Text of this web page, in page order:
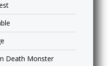
Death Monster